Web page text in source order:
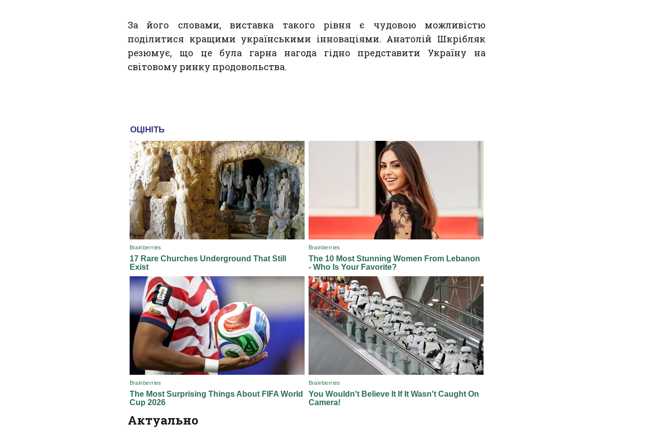
За його словами, виставка такого рівня є чудовою можливістю
поділитися кращими українськими інноваціями. Анатолій Шкрібляк
резюмує, що це була гарна нагода гідно представити Україну на
світовому ринку продовольства.
Актуально